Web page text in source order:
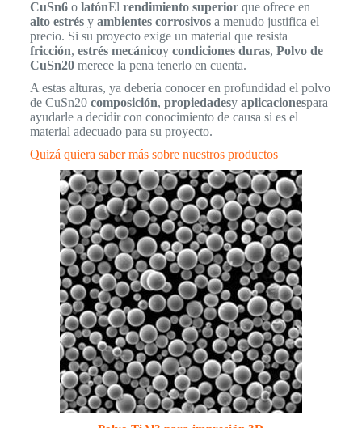
CuSn6o latónEl rendimiento superiorque ofrece en
alto estrésy ambientes corrosivosa menudo justifica el
precio. Si su proyecto exige un material que resista
fricción, estrés mecánicoy condiciones duras, Polvo de
CuSn20merece la pena tenerlo en cuenta.
A estas alturas, ya debería conocer en profundidad el polvo
de CuSn20 composición, propiedadesy aplicacionespara
ayudarle a decidir con conocimiento de causa si es el
material adecuado para su proyecto.
Quizá quiera saber más sobre nuestros productos